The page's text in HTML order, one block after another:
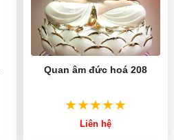
Quan âm đức hoá 208
Liên hệ